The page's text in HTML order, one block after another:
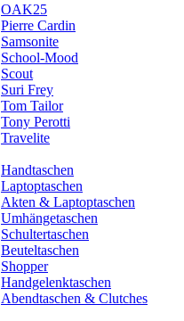
OAK25
Pierre Cardin
Samsonite
School-Mood
Scout
Suri Frey
Tom Tailor
Tony Perotti
Travelite
Handtaschen
Laptoptaschen
Akten & Laptoptaschen
Umhängetaschen
Schultertaschen
Beuteltaschen
Shopper
Handgelenktaschen
Abendtaschen & Clutches